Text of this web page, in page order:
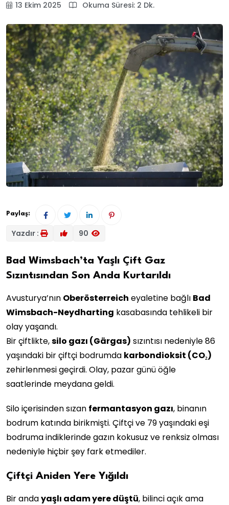
13 Ekim 2025 Okuma Süresi: 2 Dk.
Paylaş:
Yazdır : 90
Bad Wimsbach’ta Yaşlı Çift Gaz
Sızıntısından Son Anda Kurtarıldı
Avusturya’nın Oberösterreich eyaletine bağlı Bad
Wimsbach-Neydharting kasabasında tehlikeli bir
olay yaşandı.
Bir çiftlikte,silo gazı (Gärgas) sızıntısı nedeniyle 86
yaşındaki bir çiftçi bodrumda karbondioksit (CO₂)
zehirlenmesi geçirdi. Olay, pazar günü öğle
saatlerinde meydana geldi.
Silo içerisinden sızan fermantasyon gazı, binanın
bodrum katında birikmişti. Çiftçi ve 79 yaşındaki eşi
bodruma indiklerinde gazın kokusuz ve renksiz olması
nedeniyle hiçbir şey fark etmediler.
Çiftçi Aniden Yere Yığıldı
Bir andayaşlı adam yere düştü, bilinci açık ama